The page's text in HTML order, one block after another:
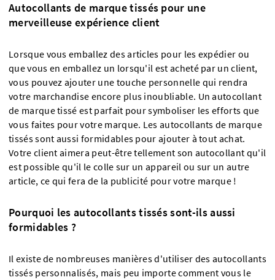
Autocollants de marque tissés pour une
merveilleuse expérience client
Lorsque vous emballez des articles pour les expédier ou
que vous en emballez un lorsqu'il est acheté par un client,
vous pouvez ajouter une touche personnelle qui rendra
votre marchandise encore plus inoubliable. Un autocollant
de marque tissé est parfait pour symboliser les efforts que
vous faites pour votre marque. Les autocollants de marque
tissés sont aussi formidables pour ajouter à tout achat.
Votre client aimera peut-être tellement son autocollant qu'il
est possible qu'il le colle sur un appareil ou sur un autre
article, ce qui fera de la publicité pour votre marque !
Pourquoi les autocollants tissés sont-ils aussi
formidables ?
Il existe de nombreuses manières d'utiliser des autocollants
tissés personnalisés, mais peu importe comment vous le